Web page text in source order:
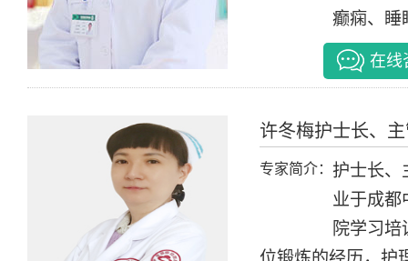
癫痫、睡
在线
许冬梅护士长、
专家简介： 护士长、
业于成都
院学习